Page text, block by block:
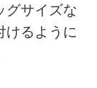
グサイズな
けるように